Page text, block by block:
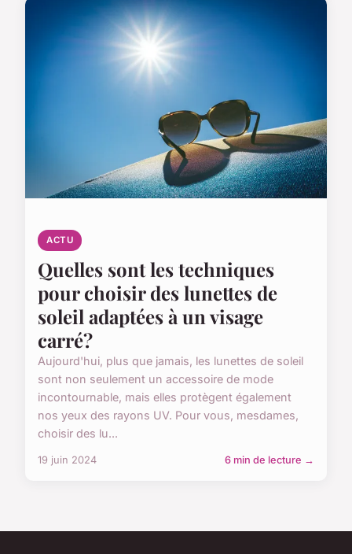
ACTU
Quelles sont les techniques
pour choisir des lunettes de
soleil adaptées à un visage
carré?
Aujourd'hui, plus que jamais, les lunettes de soleil
sont non seulement un accessoire de mode
incontournable, mais elles protègent également
nos yeux des rayons UV. Pour vous, mesdames,
choisir des lu...
19 juin 2024 6 min de lecture →